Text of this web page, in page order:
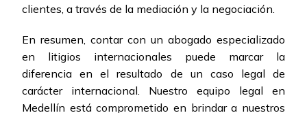
clientes, a través de la mediación y la negociación.
En resumen, contar con un abogado especializado
en litigios internacionales puede marcar la
diferencia en el resultado de un caso legal de
carácter internacional. Nuestro equipo legal en
Medellín está comprometido en brindar a nuestros